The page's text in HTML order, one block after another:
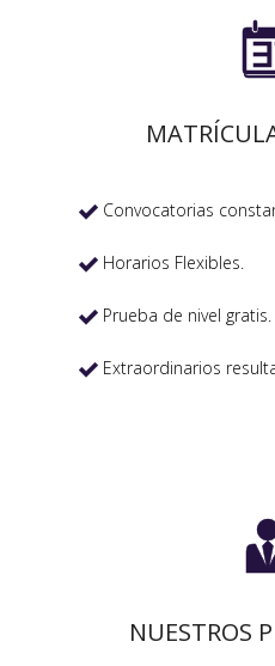
 Convocatorias
 Horarios Flexibles.
 Prueba de nivel gratis.
 Extraordinarios
NUESTROS